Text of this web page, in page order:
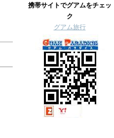
携帯サイトでグアムをチェッ
ク
グアム旅行